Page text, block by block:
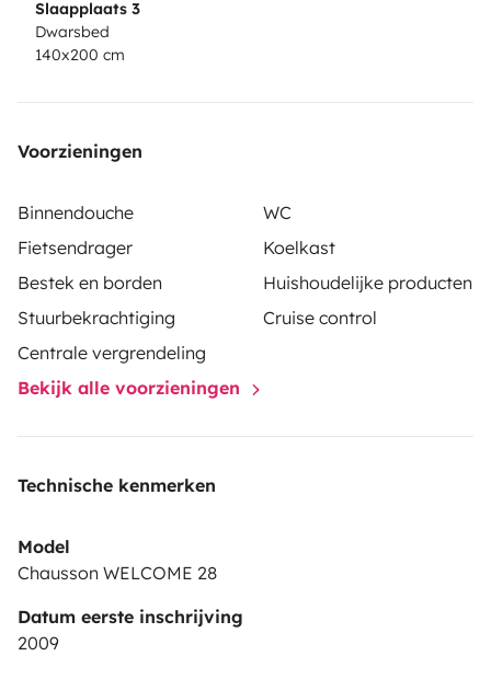
Slaapplaats 3
Dwarsbed
140x200 cm
Voorzieningen
Binnendouche
WC
Fietsendrager
Koelkast
Bestek en borden
Huishoudelijke producten
Stuurbekrachtiging
Cruise control
Centrale vergrendeling
Bekijk alle voorzieningen
Technische kenmerken
Model
Chausson WELCOME 28
Datum eerste inschrijving
2009